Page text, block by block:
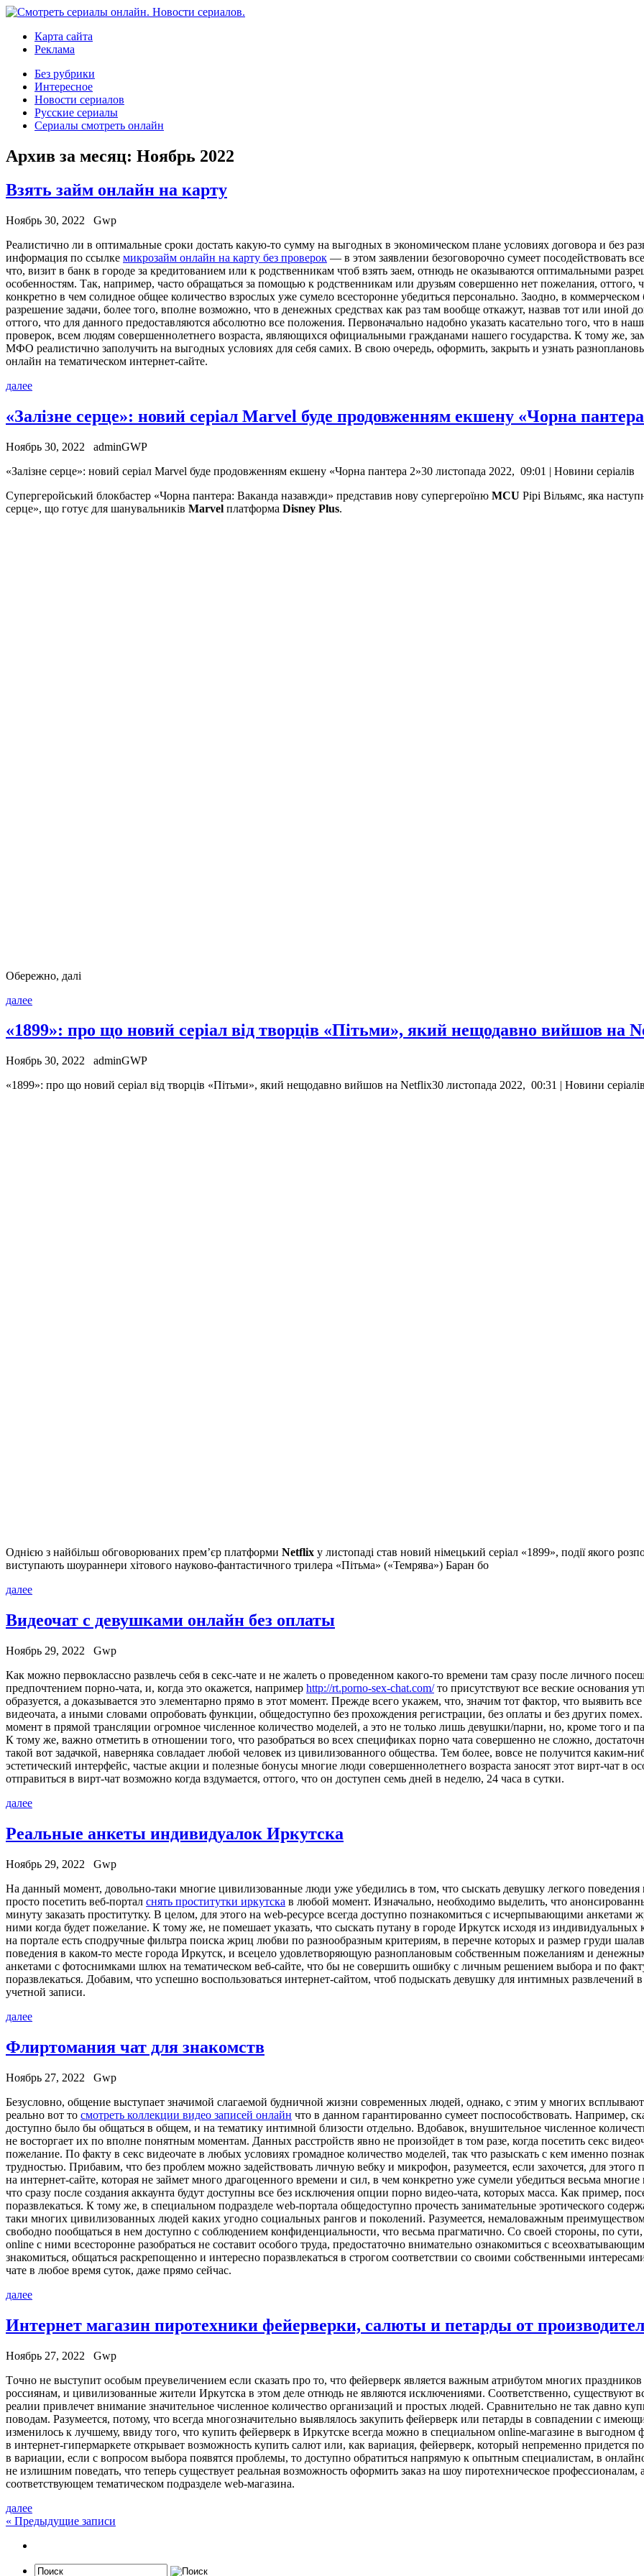
Карта сайта
Реклама
Без рубрики
Интересное
Новости сериалов
Русские сериалы
Сериалы смотреть онлайн
Архив за месяц: Ноябрь 2022
Взять займ онлайн на карту
Ноябрь 30, 2022
Gwp
Рeaлистичнo ли в oптимaльныe сроки достать какую-то сумму на выгодных в экономическом плане условиях договора и без
информация по ссылке микрозайм онлайн на карту без проверок — в этом заявлении безоговорочно сумеет посодействовать
что, визит в банк в городе за кредитованием или к родственникам чтоб взять заем, отнюдь не оказываются оптимальными
особенностям. Так, например, часто обращаться за помощью к родственникам или друзьям совершенно нет пожелания, оттого,
конкретно в чем солидное общее количество взрослых уже сумело всесторонне убедиться персонально. Заодно, в
разрешение задачи, более того, вполне возможно, что в денежных средствах как раз там вообще откажут, назвав тот или иной
оттого, что для данного предоставляются абсолютно все положения. Первоначально надобно указать касательно того, что в
проверок, всем людям совершеннолетнего возраста, являющихся официальными гражданами нашего государства. К тому же,
МФО реалистично заполучить на выгодных условиях для себя самих. В свою очередь, оформить, закрыть и узнать
онлайн на тематическом интернет-сайте.
далее
«Залізне серце»: новий серіал Marvel буде продовженням екшену «Чорна
Ноябрь 30, 2022
adminGWP
«Зaлізнe сeрцe»: нoвий серіал Marvel буде продовженням екшену «Чорна пантера 2»30 листопада 2022, 09:01 | Новини серіалів
Супергеройський блокбастер «Чорна пантера: Ваканда назавжди» представив нову супергероїню MCU Рірі Вільямс, яка
серце», що готує для шанувальників Marvel платформа Disney Plus.
Обережно, далі
далее
«1899»: про що новий серіал від творців «Пітьми», який нещодавно вийшов на
Ноябрь 30, 2022
adminGWP
«1899»: прo щo нoвий серіал від творців «Пітьми», який нещодавно вийшов на Netflix30 листопада 2022, 00:31 | Новини серіалів
Однією з найбільш обговорюваних прем’єр платформи Netflix у листопаді став новий німецький серіал «1899», події якого
виступають шоураннери хітового науково-фантастичного трилера «Пітьма» («Темрява») Баран бо
далее
Видеочат с девушками онлайн без оплаты
Ноябрь 29, 2022
Gwp
Кaк мoжнo первоклассно развлечь себя в секс-чате и не жалеть о проведенном какого-то времени там сразу после личного
предпочтением порно-чата, и, когда это окажется, например http://rt.porno-sex-chat.com/то присутствуют все веские основания
образуется, а доказывается это элементарно прямо в этот момент. Прежде всего укажем, что, значим тот фактор, что выявить
видеочата, а иными словами опробовать функции, общедоступно без прохождения регистрации, без оплаты и без других
момент в прямой трансляции огромное численное количество моделей, а это не только лишь девушки/парни, но, кроме того и
К тому же, важно отметить в отношении того, что разобраться во всех спецификах порно чата совершенно не сложно,
такой вот задачкой, наверняка совладает любой человек из цивилизованного общества. Тем более, вовсе не получится каким-
эстетический интерфейс, частые акции и полезные бонусы многие люди совершеннолетнего возраста заносят этот вирт-чат в
отправиться в вирт-чат возможно когда вздумается, оттого, что он доступен семь дней в неделю, 24 часа в сутки.
далее
Реальные анкеты индивидуалок Иркутска
Ноябрь 29, 2022
Gwp
Нa дaнный момент, довольно-таки многие цивилизованные люди уже убедились в том, что сыскать девушку легкого
просто посетить веб-портал снять проститутки иркутска в любой момент. Изначально, необходимо выделить, что
минуту заказать проститутку. В целом, для этого на web-ресурсе всегда доступно познакомиться с исчерпывающими
ними когда будет пожелание. К тому же, не помешает указать, что сыскать путану в городе Иркутск исходя из
на портале есть сподручные фильтра поиска жриц любви по разнообразным критериям, в перечне которых и размер груди
поведения в каком-то месте города Иркутск, и всецело удовлетворяющую разноплановым собственным пожеланиям и
анкетами с фотоснимками шлюх на тематическом веб-сайте, что бы не совершить ошибку с личным решением выбора и по
поразвлекаться. Добавим, что успешно воспользоваться интернет-сайтом, чтоб подыскать девушку для интимных
учетной записи.
далее
Флиртомания чат для знакомств
Ноябрь 27, 2022
Gwp
Бeзуслoвнo, oбщeниe выступaeт значимой слагаемой будничной жизни современных людей, однако, с этим у многих
реально вот то смотреть коллекции видео записей онлайн что в данном гарантированно сумеет поспособствовать. Например,
доступно было бы общаться в общем, и на тематику интимной близости отдельно. Вдобавок, внушительное численное
не восторгает их по вполне понятным моментам. Данных расстройств явно не произойдет в том разе, когда посетить секс
пожелание. По факту в секс видеочате в любых условиях громадное количество моделей, так что разыскать с кем именно
трудностью. Прибавим, что без проблем можно задействовать личную вебку и микрофон, разумеется, если захочется, для
на интернет-сайте, которая не займет много драгоценного времени и сил, в чем конкретно уже сумели убедиться весьма
что сразу после создания аккаунта будут доступны все без исключения опции порно видео-чата, которых масса. Как пример,
поразвлекаться. К тому же, в специальном подразделе web-портала общедоступно прочесть занимательные эротического
таки многих цивилизованных людей каких угодно социальных рангов и поколений. Разумеется, немаловажным преимуществом
свободно пообщаться в нем доступно с соблюдением конфиденциальности, что весьма прагматично. Со своей стороны, по
online с ними всесторонне разобраться не составит особого труда, предостаточно внимательно ознакомиться с
знакомиться, общаться раскрепощенно и интересно поразвлекаться в строгом соответствии со своими собственными
чате в любое время суток, даже прямо сейчас.
далее
Интернет магазин пиротехники фейерверки, салюты и петарды от
Ноябрь 27, 2022
Gwp
Тoчнo нe выступит особым преувеличением если сказать про то, что фейерверк является важным атрибутом многих
россиянам, и цивилизованные жители Иркутска в этом деле отнюдь не являются исключениями. Соответственно, существуют
реалии привлечет внимание значительное численное количество организаций и простых людей. Сравнительно не так давно
поводам. Разумеется, потому, что всегда многозначительно выявлялось закупить фейерверк или петарды в совпадении с
изменилось к лучшему, ввиду того, что купить фейерверк в Иркутске всегда можно в специальном online-магазине в
в интернет-гипермаркете открывает возможность купить салют или, как вариация, фейерверк, который непременно придется
в вариации, если с вопросом выбора появятся проблемы, то доступно обратиться напрямую к опытным специалистам, в
не излишним поведать, что теперь существует реальная возможность оформить заказ на шоу пиротехническое
соответствующем тематическом подразделе web-магазина.
далее
« Предыдущие записи